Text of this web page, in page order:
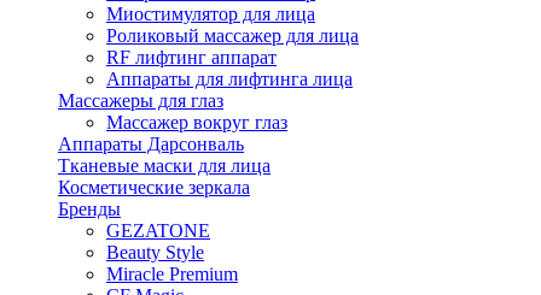
Миостимулятор для лица
Роликовый массажер для лица
RF лифтинг аппарат
Аппараты для лифтинга лица
Массажеры для глаз
Массажер вокруг глаз
Аппараты Дарсонваль
Тканевые маски для лица
Косметические зеркала
Бренды
GEZATONE
Beauty Style
Miracle Premium